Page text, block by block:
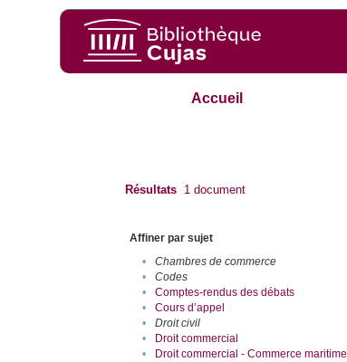
Accueil
Résultats 1 document
Affiner par sujet
•
Chambres de commerce
•
Codes
•
Comptes-rendus des débats
•
Cours d’appel
•
Droit civil
•
Droit commercial
•
Droit commercial - Commerce maritime